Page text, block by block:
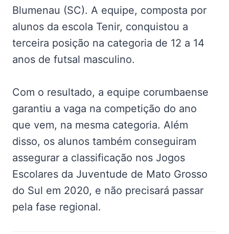
Blumenau (SC). A equipe, composta por
alunos da escola Tenir, conquistou a
terceira posição na categoria de 12 a 14
anos de futsal masculino.
Com o resultado, a equipe corumbaense
garantiu a vaga na competição do ano
que vem, na mesma categoria. Além
disso, os alunos também conseguiram
assegurar a classificação nos Jogos
Escolares da Juventude de Mato Grosso
do Sul em 2020, e não precisará passar
pela fase regional.